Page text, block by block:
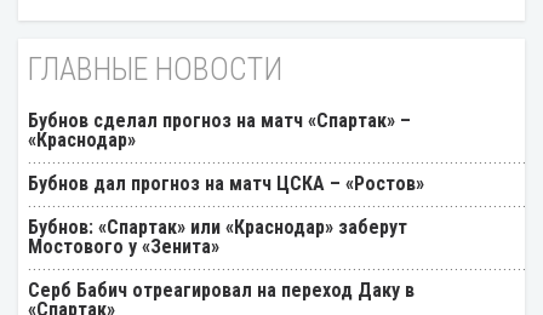
ГЛАВНЫЕ НОВОСТИ
Бубнов сделал прогноз на матч «Спартак» –
«Краснодар»
Бубнов дал прогноз на матч ЦСКА – «Ростов»
Бубнов: «Спартак» или «Краснодар» заберут
Мостового у «Зенита»
Серб Бабич отреагировал на переход Даку в
«Спартак»